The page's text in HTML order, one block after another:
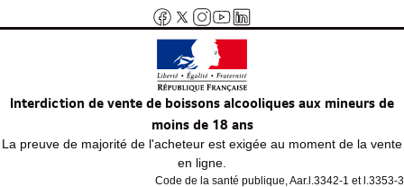
Interdiction de vente de boissons alcooliques aux mineurs de
moins de 18 ans
La preuve de majorité de l'acheteur est exigée au moment de la vente
en ligne.
Code de la santé publique, Aar.l.3342-1 et l.3353-3